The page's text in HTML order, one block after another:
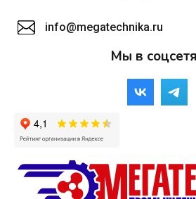
info@megatechnika.ru
Мы в